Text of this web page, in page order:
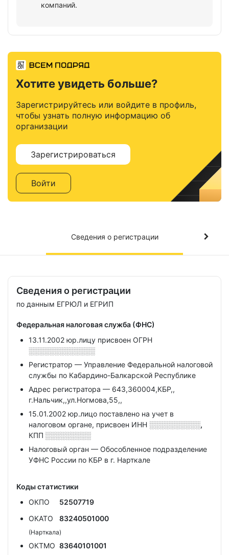
компаний.
Хотите увидеть больше?
Зарегистрируйтесь или войдите в профиль,
чтобы узнать полную информацию об
организации
Зарегистрироваться
Войти
Сведения о регистрации
Сведения о регистрации
по данным ЕГРЮЛ и ЕГРИП
Федеральная налоговая служба (ФНС)
13.11.2002 юр.лицу присвоен ОГРН
░░░░░░░░░░░░░
Регистратор — Управление Федеральной налоговой
службы по Кабардино-Балкарской Республике
Адрес регистратора — 643,360004,КБР,,
г.Нальчик,,ул.Ногмова,55,,
15.01.2002 юр.лицо поставлено на учет в
налоговом органе, присвоен ИНН ░░░░░░░░░░,
КПП ░░░░░░░░░
Налоговый орган — Обособленное подразделение
УФНС России по КБР в г. Нарткале
Коды статистики
ОКПО
52507719
ОКАТО
83240501000
(Нарткала)
ОКТМО 83640101001